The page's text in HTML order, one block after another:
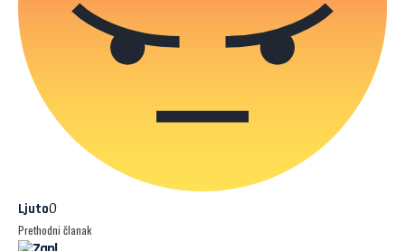
Ljuto0
Prethodni članak